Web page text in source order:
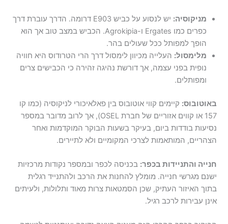
מניקוסיה:
יש לנסוע על כביש E903 דרומה. הדרך עוברת דרך
כפרים כמו Ergates ו-Agrokipia. הכביש במצב טוב אך הוא
הופך למפותל ככל שעולים בהר.
מלימסול: העלייה מכיוון לימסול דרך הרי הטרודוס היא חוויה
נופית בפני עצמה, אך דורשת נהיגה זהירה כי הכבישים צרים
ומפותלים.
באוטובוס: קיימים קווי אוטובוס בין פאלאיכורי לניקוסיה (כמו קו
157 או קווים אזוריים של חברת OSEL), אך לרוב מדובר במספר
נסיעות בודדות ביום, בעיקר בשעות הבוקר המוקדמות ואחר
הצהריים, המותאמות לצרכי המקומיים ולא לתיירים.
חנייה והתניידות בכפר: בכניסה לכפר ובמספר נקודות מרכזיות
ישנם מגרשי חנייה. מומלץ להחנות את הרכב ולהתנייד רגלית
בתוך האיזור העתיק, שכן הסמטאות צרות מאוד ותלולות, ולעיתים
אינן עבירות לרכב רגיל.